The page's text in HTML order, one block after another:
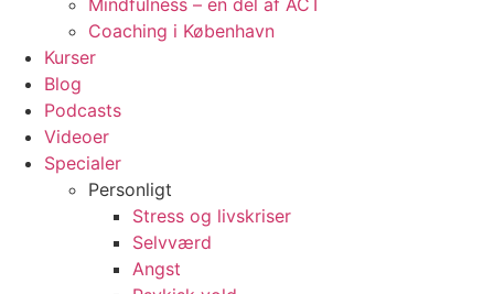
Mindfulness – en del af ACT
Coaching i København
Kurser
Blog
Podcasts
Videoer
Specialer
Personligt
Stress og livskriser
Selvværd
Angst